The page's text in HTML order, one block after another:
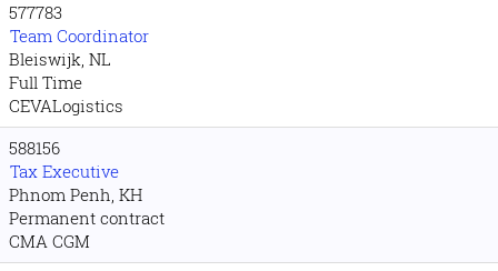
577783
Team Coordinator
Bleiswijk, NL
Full Time
CEVALogistics
588156
Tax Executive
Phnom Penh, KH
Permanent contract
CMA CGM